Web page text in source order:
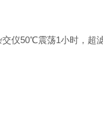
仪50℃震荡1小时，超